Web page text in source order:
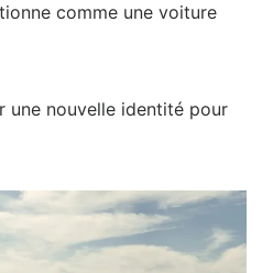
comme une voiture
une nouvelle identité pour